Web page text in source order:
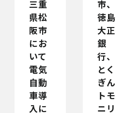
三重
県松
阪市
にお
いて
電気
自動
車導
入に
市、
徳島
大正
銀
行、
とく
ぎん
トモ
ニリ